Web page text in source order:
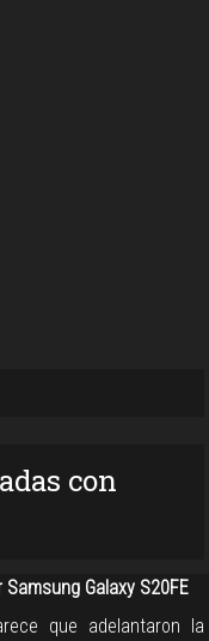
con
Galaxy S20FE
que adelantaron la